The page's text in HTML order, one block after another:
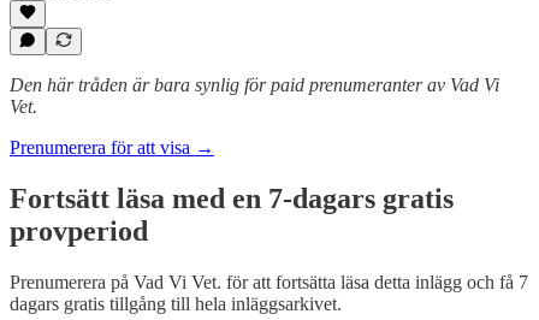
Den här tråden är bara synlig för paid prenumeranter av Vad Vi
Vet.
Prenumerera för att visa →
Fortsätt läsa med en 7-dagars gratis
provperiod
Prenumerera på Vad Vi Vet. för att fortsätta läsa detta inlägg och få 7
dagars gratis tillgång till hela inläggsarkivet.